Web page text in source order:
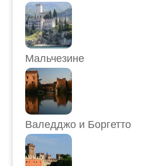
Мальчезине
Валедджо и Боргетто